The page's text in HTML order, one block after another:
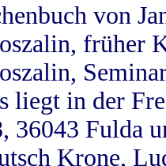
von
früher
liegt in der
36043 Fulda
Krone,